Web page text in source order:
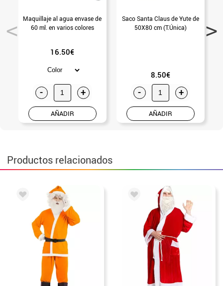
Maquillaje al agua envase de
60 ml. en varios colores
16.50€
- +
AÑADIR
Saco Santa Claus de Yute de
50X80 cm (T.Única)
8.50€
- +
AÑADIR
Productos relacionados